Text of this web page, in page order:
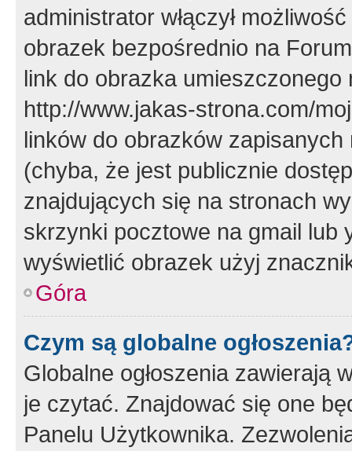
administrator włączył
obrazek bezpośrednio na
link do obrazka
http://www.jakas-strona.com/
linków do obrazków
(chyba, że jest publicznie
znajdujących się na stronach
skrzynki pocztowe na gmail lub
wyświetlić obrazek użyj
Góra
Czym są globalne
Globalne ogłoszenia zawierają
je czytać. Znajdować się one
Panelu Użytkownika.